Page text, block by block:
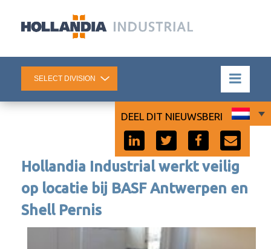
Hollandia Industrial werkt veilig
op locatie bij BASF Antwerpen en
Shell Pernis
DEEL DIT NIEUWSBERICHT: